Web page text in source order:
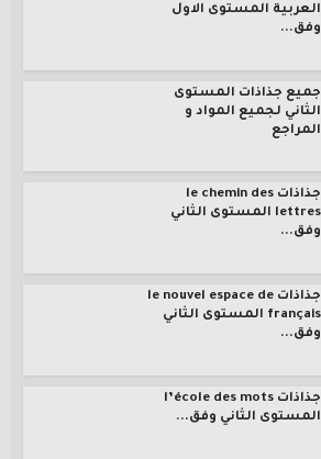
العربية المستوى الاول
وفق...
جميع جذاذات المستوى
الثاني لجميع المواد و
المراجع
جذاذات le chemin des
lettres المستوى الثاني
وفق...
جذاذات le nouvel espace de
français المستوى الثاني
وفق...
جذاذات l’école des mots
المستوى الثاني وفق...